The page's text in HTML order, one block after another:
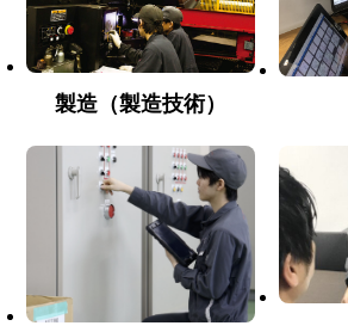
製造（製造技術）